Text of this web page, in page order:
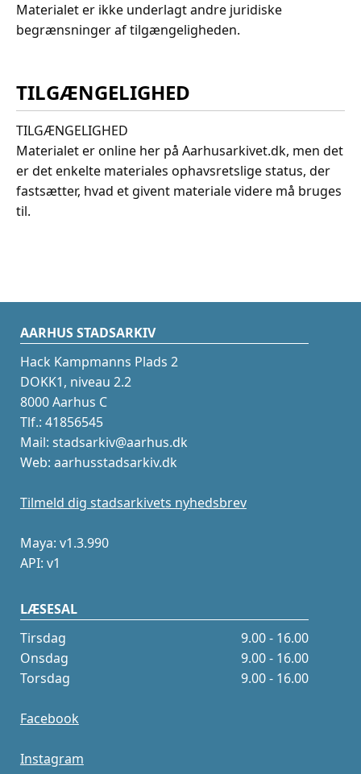
Materialet er ikke underlagt andre juridiske
begrænsninger af tilgængeligheden.
TILGÆNGELIGHED
TILGÆNGELIGHED
Materialet er online her på Aarhusarkivet.dk, men det
er det enkelte materiales ophavsretslige status, der
fastsætter, hvad et givent materiale videre må bruges
til.
AARHUS STADSARKIV
Hack Kampmanns Plads 2
DOKK1, niveau 2.2
8000 Aarhus C
Tlf.: 41856545
Mail: stadsarkiv@aarhus.dk
Web: aarhusstadsarkiv.dk
Tilmeld dig stadsarkivets nyhedsbrev
Maya: v1.3.990
API: v1
LÆSESAL
Tirsdag
9.00 - 16.00
Onsdag
9.00 - 16.00
Torsdag
9.00 - 16.00
Facebook
Instagram